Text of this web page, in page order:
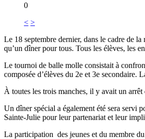
0
< >
Le 18 septembre dernier, dans le cadre de
qu’un dîner pour tous. Tous les élèves, les
Le tournoi de balle molle consistait à
composée d’élèves du 2e et 3e secondaire.
À toutes les trois manches, il y avait un
Un dîner spécial a également été sera servi
Sainte-Julie pour leur partenariat et leur
La participation des jeunes et du membre